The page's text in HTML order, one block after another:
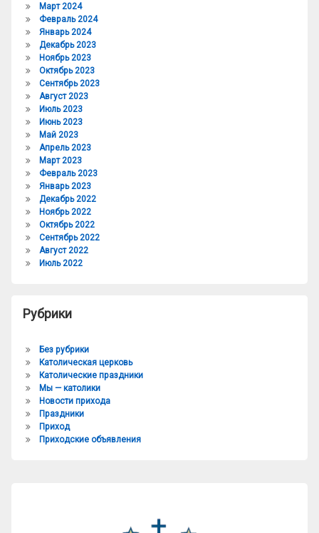
Март 2024
Февраль 2024
Январь 2024
Декабрь 2023
Ноябрь 2023
Октябрь 2023
Сентябрь 2023
Август 2023
Июль 2023
Июнь 2023
Май 2023
Апрель 2023
Март 2023
Февраль 2023
Январь 2023
Декабрь 2022
Ноябрь 2022
Октябрь 2022
Сентябрь 2022
Август 2022
Июль 2022
Рубрики
Без рубрики
Католическая церковь
Католические праздники
Мы — католики
Новости прихода
Праздники
Приход
Приходские объявления